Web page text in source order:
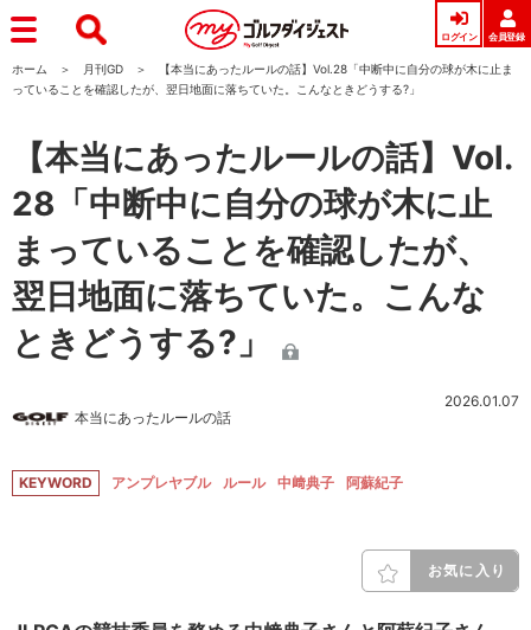
ログイン 会員登録
ホーム 月刊GD
【本当にあったルールの話】Vol.28「中断中に自分の球が木に止ま
っていることを確認したが、翌日地面に落ちていた。こんなときどうする?」
【本当にあったルールの話】Vol.
28「中断中に自分の球が木に止
まっていることを確認したが、
翌日地面に落ちていた。こんな
ときどうする?」
本当にあったルールの話
2026.01.07
KEYWORD アンプレヤブル ルール 中﨑典子 阿蘇紀子
お気に入り